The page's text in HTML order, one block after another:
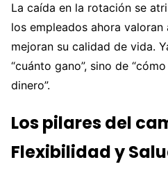
La caída en la rotación se
los empleados ahora
mejoran su calidad de vida.
“cuánto gano”, sino de
dinero”.
Los pilares del
Flexibilidad y